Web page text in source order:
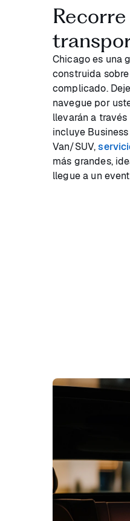
Chicago es una
construida
complicado.
navegue por
llevarán a
incluye
Van/SUV,
más grandes,
llegue a un